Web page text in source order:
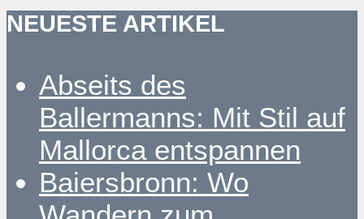
NEUESTE ARTIKEL
Abseits des
Ballermanns: Mit Stil auf
Mallorca entspannen
Baiersbronn: Wo